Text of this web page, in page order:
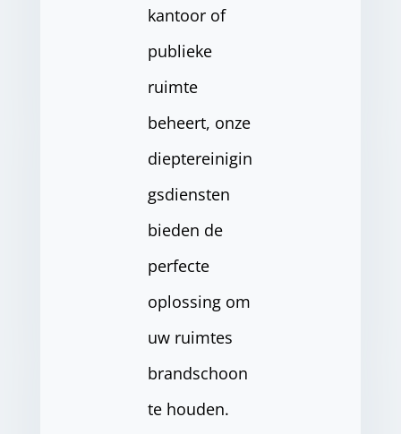
kantoor of
publieke
ruimte
beheert, onze
dieptereinigin
gsdiensten
bieden de
perfecte
oplossing om
uw ruimtes
brandschoon
te houden.